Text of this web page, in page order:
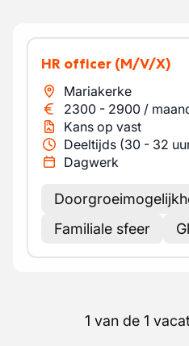
HR officer (M/V/X)
Mariakerke
2300 - 2900 /
Kans op vast
Deeltijds (30 - 32
Dagwerk
Familiale sfeer
1 van de 1